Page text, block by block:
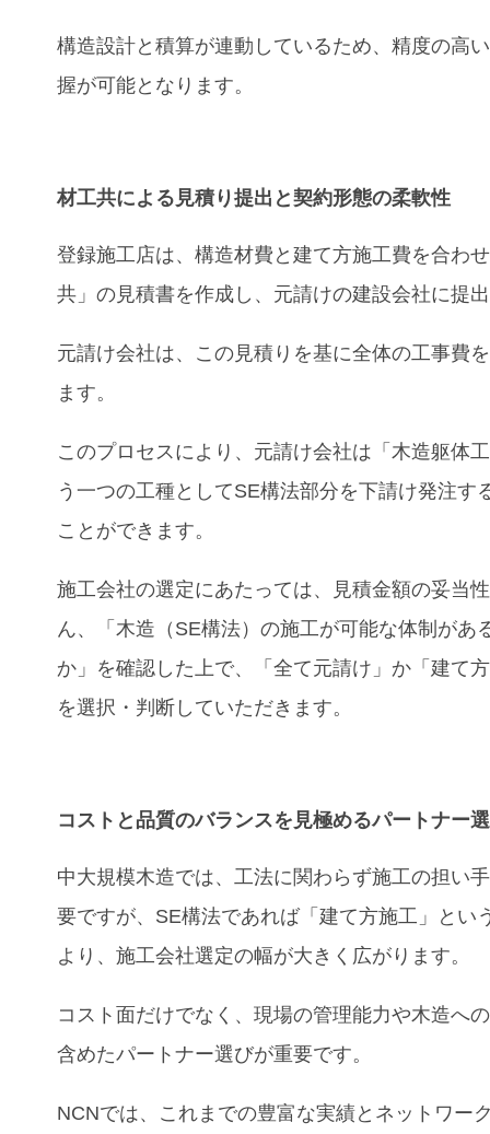
構造設計と積算が連動しているため、精度の高
握が可能となります。
材工共による 見積り提出と契約形態の柔軟性
登録施工店は、構造材費と建て方施工費を合わ
共」の見積書を作成し、元請けの建設会社に提
元請け会社は、この見積りを基に全体の工事費
ます。
このプロセスにより、元請け会社は「木造躯体
う一つの工種としてSE構法部分を下請け発注す
ことができます。
施工会社の選定にあたっては、見積金額の妥当
ん、「木造（SE構法）の施工が可能な体制があ
か」を確認した上で、「全て元請け」か「建て
を選択・判断していただきます。
コスト と 品質のバランスを見極めるパートナー
中大規模木造では、工法に関わらず施工の担い
要ですが、SE構法であれば「建て方施工」とい
より、施工会社選定の幅が大きく広がります。
コスト面だけでなく、現場の管理能力や木造へ
含めたパートナー選びが重要です。
NCNでは、これまでの豊富な実績とネットワー